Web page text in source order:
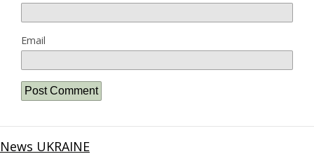
Email
News UKRAINE